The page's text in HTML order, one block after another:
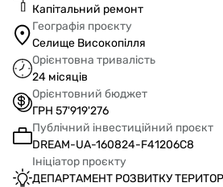
Капітальний ремонт
Географія проєкту
Селище Високопілля
Орієнтовна тривалість
24 місяців
Орієнтовний бюджет
ГРН 57'919'276
Публічний інвестиційний проєкт
DREAM-UA-160824-F41206C8
Ініціатор проєкту
ДЕПАРТАМЕНТ РОЗВИТКУ